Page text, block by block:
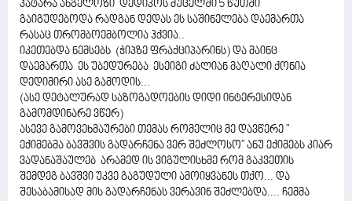
პატარა ანგელოზი დედიკოს მუცელში 5 წუთში
გაიგუდებოდა რადგან დედას ეს საშინელება დაემართა
რასაც თრომბოემბოლია ჰქვია..
იკეთებდა ნემსებს (ჭიპზე ფრაქციპარინს) და მაინც
დაემართა ეს უბედურება ესეიგი ძალიან მაღალი ქონია
დედიმირი ასე გამოდის...
(ასე დეტალურად საზოგადოების დიდი ინტერესიდან
გამომდინარე ვწერ)
ასევე გამოვეხმაურები თემას რომელიც მე დავწერე "
ექიმებმა ბავშვის გადარჩენა ვერ შეძლოსო" ანუ ექიმებს კიარ
ვადანაშაულებ არამედ ის ვიგულისხმე რომ გაკვეთის
შემდეგ ბავშვი უკვე გაგუდული ამოიყვანეს თქო... და
შესაბამისად მის გადარჩენას ვერავინ შეძლებდა.... ჩემმა